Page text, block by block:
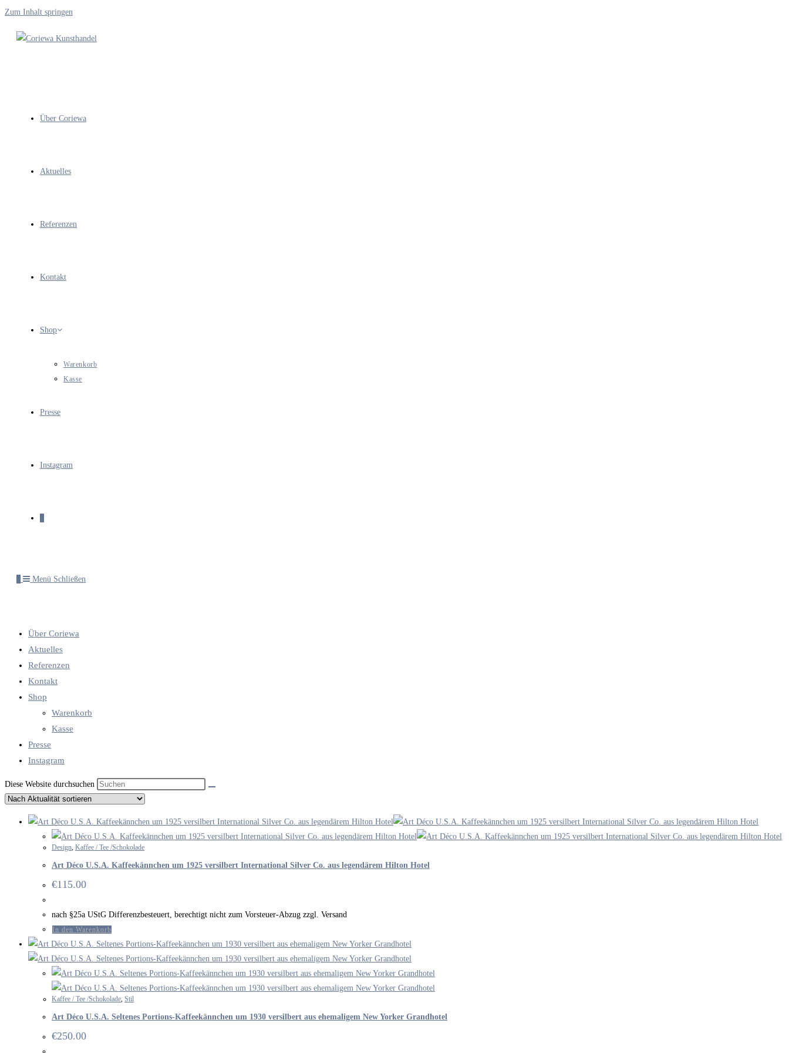
Zum Inhalt springen
Über Coriewa
Aktuelles
Referenzen
Kontakt
Shop
Warenkorb
Kasse
Presse
Instagram
Menü Schließen
Über Coriewa
Aktuelles
Referenzen
Kontakt
Shop
Warenkorb
Kasse
Presse
Instagram
Diese Website durchsuchen
Design, Kaffee / Tee /Schokolade
Art Déco U.S.A. Kaffeekännchen um 1925 versilbert International Silver Co. aus legendärem Hilton Hotel
€115.00
nach §25a UStG Differenzbesteuert, berechtigt nicht zum Vorsteuer-Abzug zzgl. Versand
In den Warenkorb
Kaffee / Tee /Schokolade, Stil
Art Déco U.S.A. Seltenes Portions-Kaffeekännchen um 1930 versilbert aus ehemaligem New Yorker Grandhotel
€250.00